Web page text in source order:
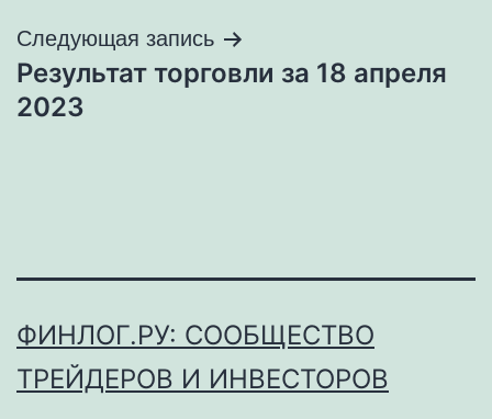
Следующая запись
Результат торговли за 18 апреля
2023
ФИНЛОГ.РУ: СООБЩЕСТВО
ТРЕЙДЕРОВ И ИНВЕСТОРОВ